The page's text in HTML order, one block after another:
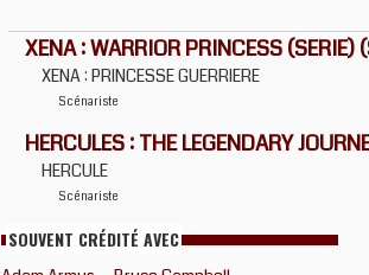
XENA : WARRIOR PRINCESS (SERIE)
XENA : PRINCESSE GUERRIERE
Scénariste
HERCULES : THE LEGENDARY
HERCULE
Scénariste
SOUVENT CRÉDITÉ AVEC